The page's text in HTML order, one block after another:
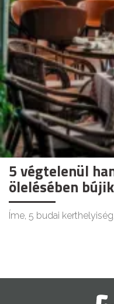
5 végtelenül
ölelésében
Íme, 5 budai